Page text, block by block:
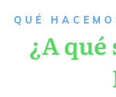
QUÉ
¿A